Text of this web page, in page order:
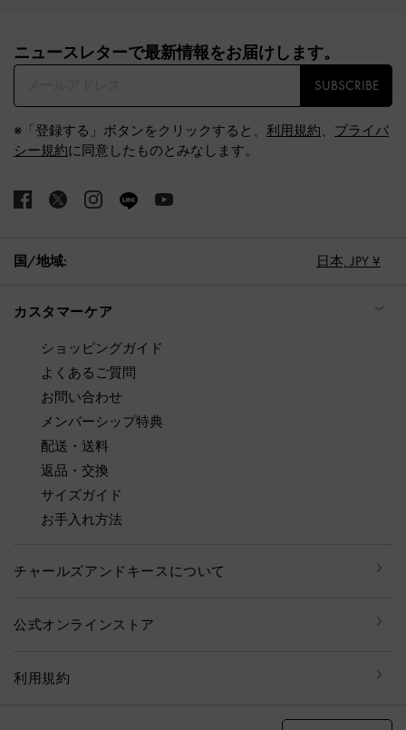
ニュースレターで最新情報をお届けします。​
SUBSCRIBE
※「登録する」ボタンをクリックすると、 利用規約、 プライバ
シー規約に同意したものとみなします。
国/地域: 日本, JPY ¥
カスタマーケア
ショッピングガイド
よくあるご質問
お問い合わせ
メンバーシップ特典
配送・送料
返品・交換
サイズガイド
お手入れ方法
チャールズアンドキースについて
公式オンラインストア
利用規約